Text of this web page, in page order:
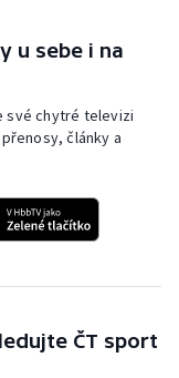
u sebe i na
své chytré televizi
články a
ČT sport